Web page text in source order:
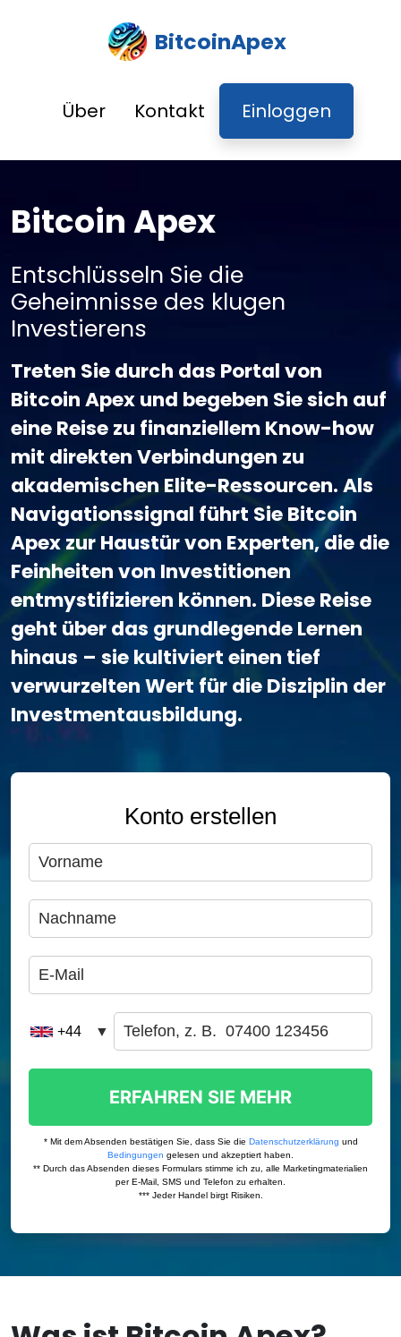
BitcoinApex
Über Kontakt Einloggen
Bitcoin Apex
Entschlüsseln Sie die
Geheimnisse des klugen
Investierens
Treten Sie durch das Portal von
Bitcoin Apex und begeben Sie sich auf
eine Reise zu finanziellem Know-how
mit direkten Verbindungen zu
akademischen Elite-Ressourcen. Als
Navigationssignal führt Sie Bitcoin
Apex zur Haustür von Experten, die die
Feinheiten von Investitionen
entmystifizieren können. Diese Reise
geht über das grundlegende Lernen
hinaus – sie kultiviert einen tief
verwurzelten Wert für die Disziplin der
Investmentausbildung.